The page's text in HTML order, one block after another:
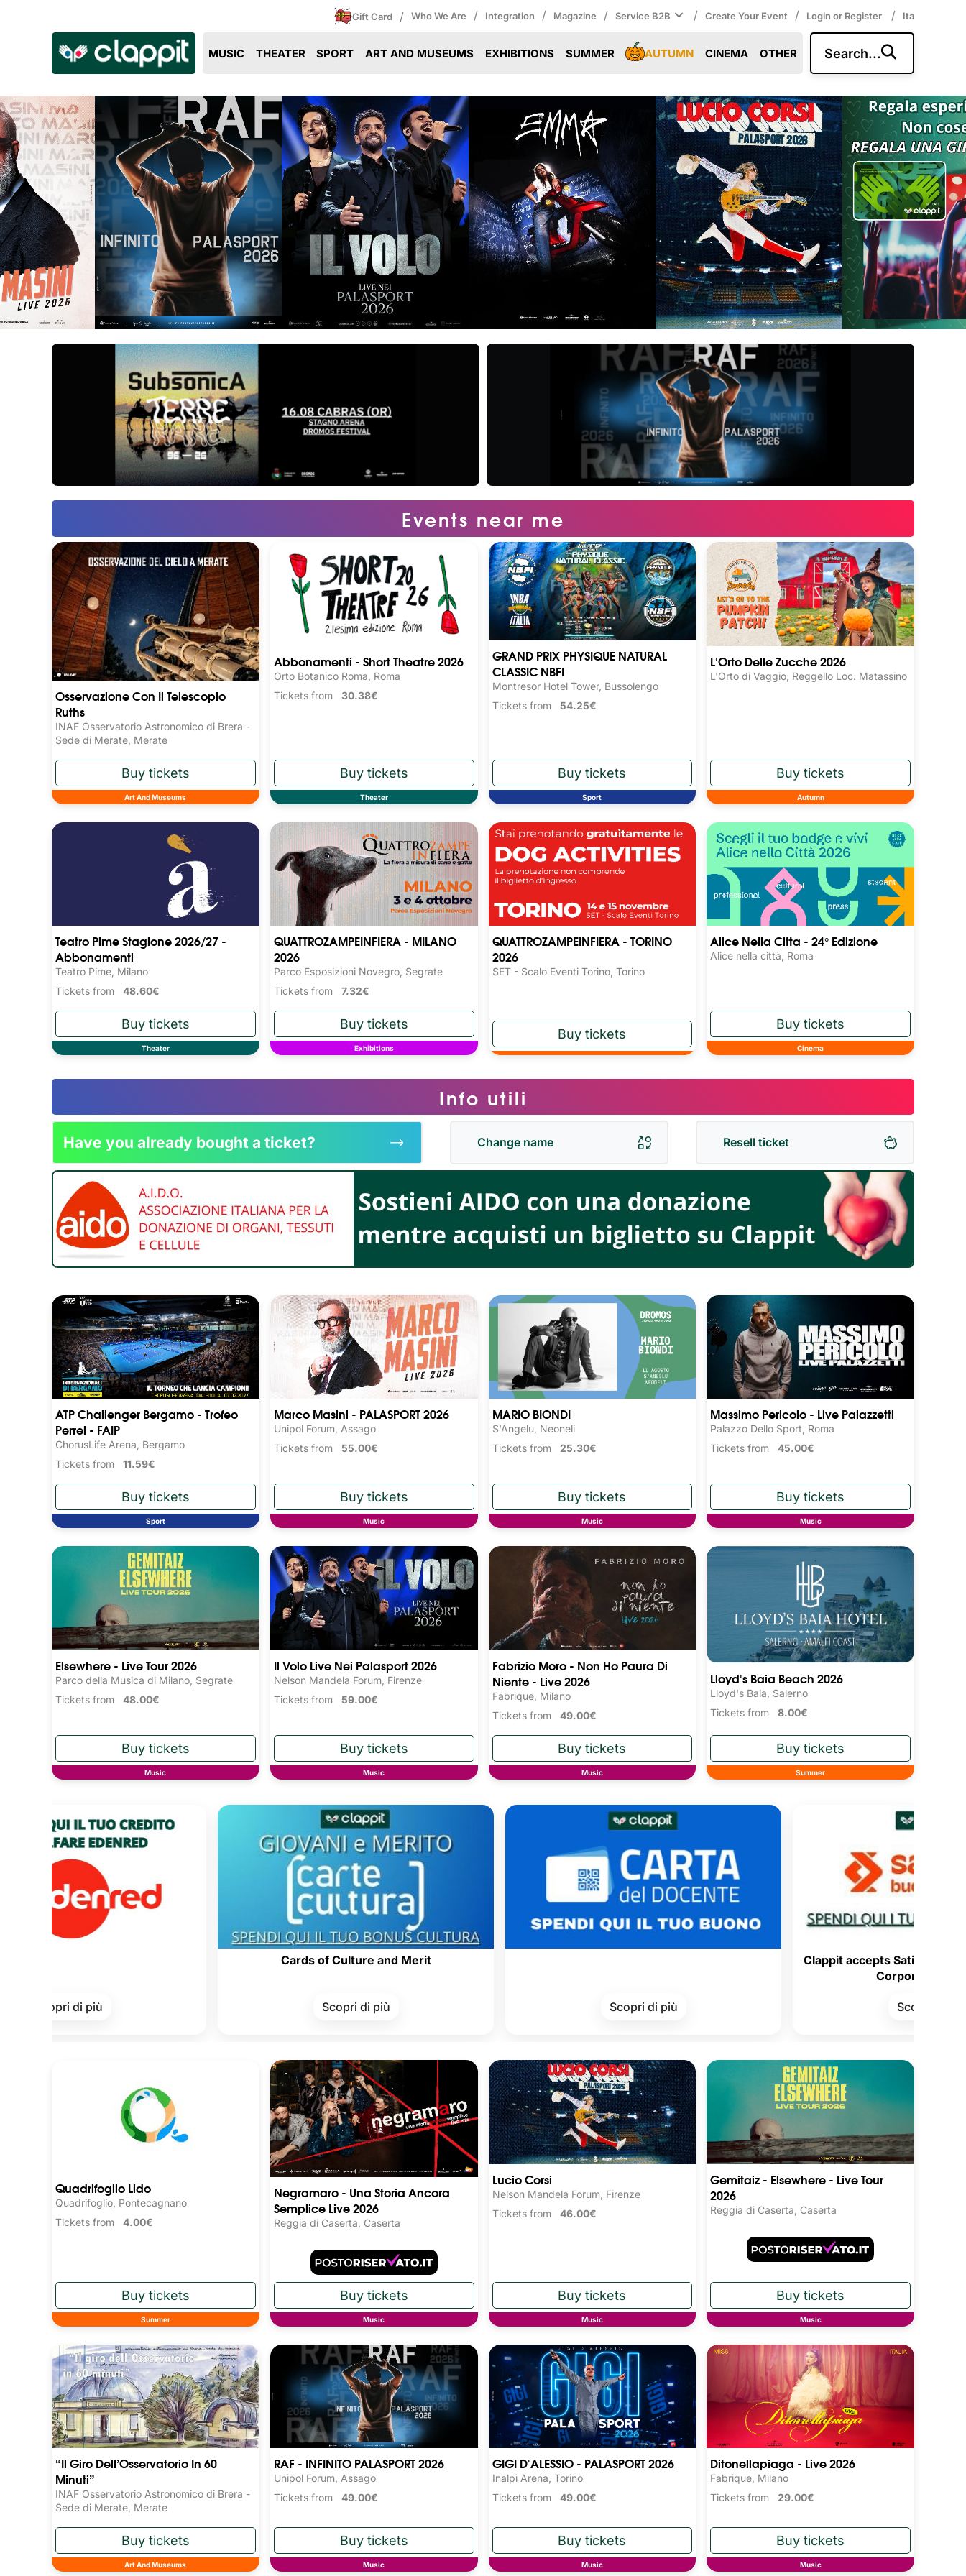
Gift Card / Who We Are / Integration / Magazine / Service B2B / Create Your Event / Login or Register / Ita
Clappit
biglietteria
MUSIC THEATER SPORT ART AND MUSEUMS EXHIBITIONS SUMMER AUTUMN CINEMA OTHER Search...
Events near me
Osservazione Con Il Telescopio
Ruths
INAF Osservatorio Astronomico di Brera -
Sede di Merate, Merate
Art And Museums
Abbonamenti - Short Theatre 2026
Orto Botanico Roma, Roma
Tickets from 30.38€
Theater
GRAND PRIX PHYSIQUE NATURAL
CLASSIC NBFI
Montresor Hotel Tower, Bussolengo
Tickets from 54.25€
Sport
L'Orto Delle Zucche 2026
L'Orto di Vaggio, Reggello Loc. Matassino
Autumn
Teatro Pime Stagione 2026/27 -
Abbonamenti
Teatro Pime, Milano
Tickets from 48.60€
Theater
QUATTROZAMPEINFIERA - MILANO
2026
Parco Esposizioni Novegro, Segrate
Tickets from 7.32€
Exhibitions
QUATTROZAMPEINFIERA - TORINO
2026
SET - Scalo Eventi Torino, Torino
Alice Nella Citta - 24° Edizione
Alice nella città, Roma
Cinema
ATP Challenger Bergamo - Trofeo
Perrel - FAIP
ChorusLife Arena, Bergamo
Tickets from 11.59€
Sport
Marco Masini - PALASPORT 2026
Unipol Forum, Assago
Tickets from 55.00€
Music
MARIO BIONDI
S'Angelu, Neoneli
Tickets from 25.30€
Music
Massimo Pericolo - Live Palazzetti
Palazzo Dello Sport, Roma
Tickets from45.00€
Music
Elsewhere - Live Tour 2026
Parco della Musica di Milano, Segrate
Tickets from 48.00€
Music
Il Volo Live Nei Palasport 2026
Nelson Mandela Forum, Firenze
Tickets from 59.00€
Music
Fabrizio Moro - Non Ho Paura Di
Niente - Live 2026
Fabrique, Milano
Tickets from 49.00€
Music
Lloyd's Baia Beach 2026
Lloyd's Baia, Salerno
Tickets from8.00€
Summer
Quadrifoglio Lido
Quadrifoglio, Pontecagnano
Tickets from 4.00€
Summer
Negramaro - Una Storia Ancora
Semplice Live 2026
Reggia di Caserta, Caserta
Music
Lucio Corsi
Nelson Mandela Forum, Firenze
Tickets from 46.00€
Music
Gemitaiz - Elsewhere - Live Tour
2026
Reggia di Caserta, Caserta
Music
“Il Giro Dell’Osservatorio In 60
Minuti”
INAF Osservatorio Astronomico di Brera -
Sede di Merate, Merate
Art And Museums
RAF - INFINITO PALASPORT 2026
Unipol Forum, Assago
Tickets from 49.00€
Music
GIGI D'ALESSIO - PALASPORT 2026
Inalpi Arena, Torino
Tickets from 49.00€
Music
Ditonellapiaga - Live 2026
Fabrique, Milano
Tickets from 29.00€
Music
Info utili
Have you already bought a ticket? Change name Resell ticket
Cards of Culture and Merit
Scopri di più Scopri di più
Clappit accepts Satispay Vouchers
Corporate Welfare!
Scopri di più